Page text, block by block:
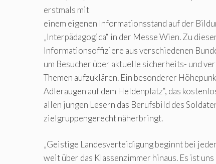
erstmals mit
einem eigenen Informationsstand auf der
„Interpädagogica“ in der Messe Wien. Zu
Informationsoffiziere aus verschiedenen
um Besucher über aktuelle sicherheits- und
Themen aufzuklären. Ein besonderer
Adleraugen auf dem Heldenplatz“, das
allen jungen Lesern das Berufsbild des
zielgruppengerecht näherbringt.
„Geistige Landesverteidigung beginnt bei
weit über das Klassenzimmer hinaus. Es ist